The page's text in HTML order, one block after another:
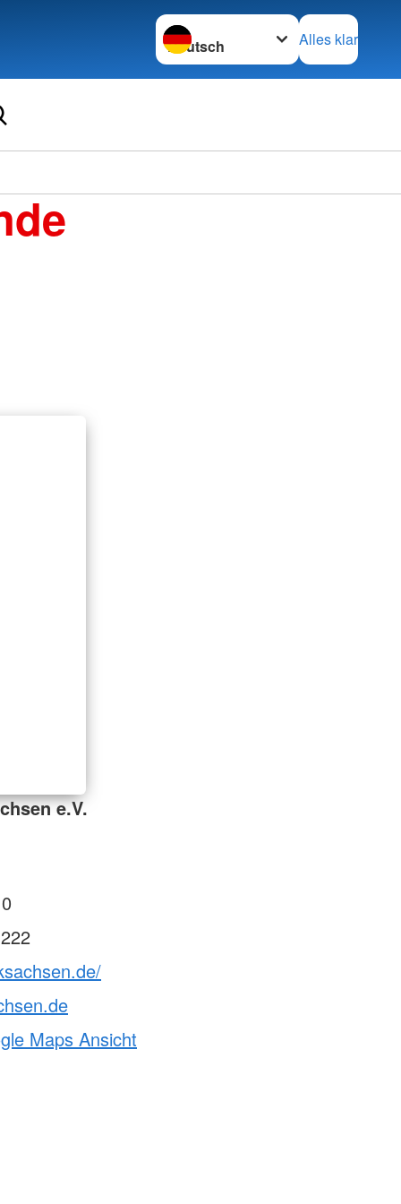
Sprache wechseln zu
Alles klar
e.V.
Maps Ansicht